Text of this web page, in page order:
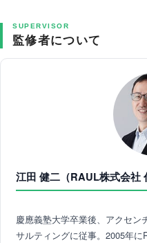
SUPERVISOR
監修者について
江田 健二（RAUL株式会社
慶應義塾大学卒業後、アクセン
サルティングに従事。2005年